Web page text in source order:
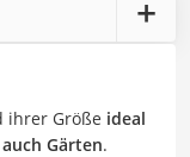
ihrer Größe ideal
Gärten.